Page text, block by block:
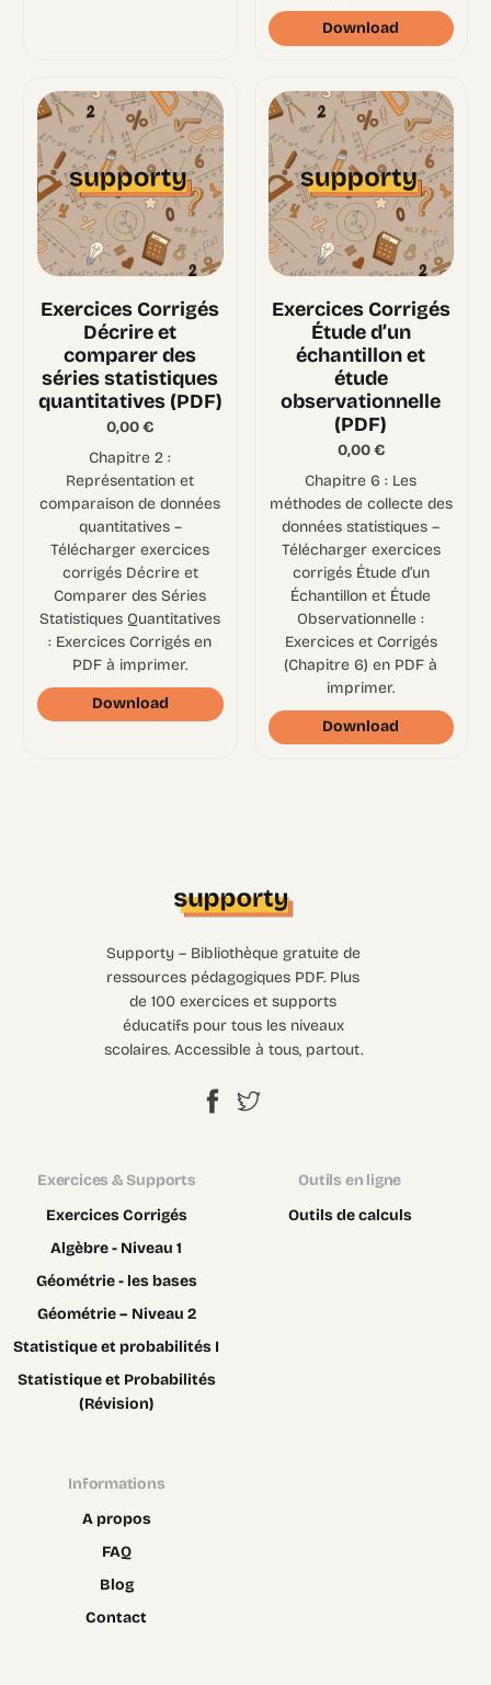
Download
Exercices Corrigés
Décrire et
comparer des
séries statistiques
quantitatives (PDF)
0,00€
Chapitre 2 :
Représentation et
comparaison de données
quantitatives –
Télécharger exercices
corrigés Décrire et
Comparer des Séries
Statistiques Quantitatives
: Exercices Corrigés en
PDF à imprimer.
Download
Exercices Corrigés
Étude d’un
échantillon et
étude
observationnelle
(PDF)
0,00€
Chapitre 6 : Les
méthodes de collecte des
données statistiques –
Télécharger exercices
corrigés Étude d’un
Échantillon et Étude
Observationnelle :
Exercices et Corrigés
(Chapitre 6) en PDF à
imprimer.
Download
Supporty – Bibliothèque gratuite de
ressources pédagogiques PDF. Plus
de 100 exercices et supports
éducatifs pour tous les niveaux
scolaires. Accessible à tous, partout.
Exercices & Supports
Exercices Corrigés
Algèbre - Niveau 1
Géométrie - les bases
Géométrie – Niveau 2
Statistique et probabilités I
Statistique et Probabilités
(Révision)
Outils en ligne
Outils de calculs
Informations
A propos
FAQ
Blog
Contact